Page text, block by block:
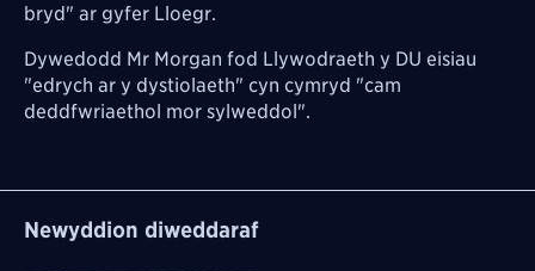
bryd" ar gyfer Lloegr.
Dywedodd Mr Morgan fod Llywodraeth y DU eisiau
"edrych ar y dystiolaeth" cyn cymryd "cam
deddfwriaethol mor sylweddol".
Newyddion diweddaraf